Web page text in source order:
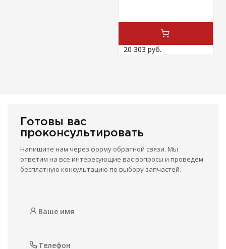
20 303 руб.
Готовы вас
проконсультировать
Напишите нам через форму обратной связи. Мы
ответим на все интересующие вас вопросы и проведём
бесплатную консультацию по выбору запчастей.